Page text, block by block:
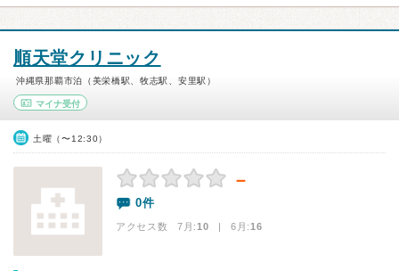
順天堂クリニック
沖縄県那覇市泊（美栄橋駅、牧志駅、安里駅）
マイナ受付
土曜（〜12:30）
－
0件
アクセス数 7月:10 | 6月:16